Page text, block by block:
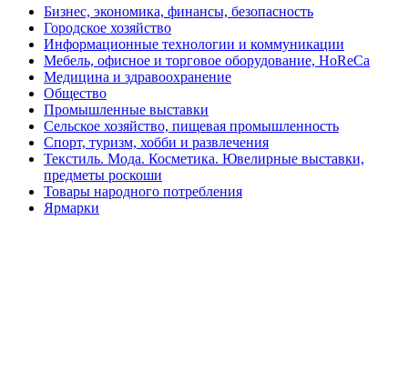
Бизнес, экономика, финансы, безопасность
Городское хозяйство
Информационные технологии и коммуникации
Мебель, офисное и торговое оборудование, HoReCa
Медицина и здравоохранение
Общество
Промышленные выставки
Сельское хозяйство, пищевая промышленность
Спорт, туризм, хобби и развлечения
Текстиль. Мода. Косметика. Ювелирные выставки,
предметы роскоши
Товары народного потребления
Ярмарки